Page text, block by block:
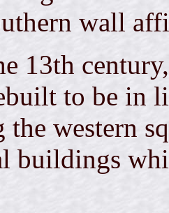
wall
13th
to be in
the western
buildings